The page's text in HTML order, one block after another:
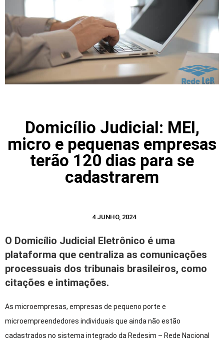
Domicílio Judicial: MEI,
micro e pequenas empresas
terão 120 dias para se
cadastrarem
4 JUNHO, 2024
O Domicílio Judicial Eletrônico é uma
plataforma que centraliza as comunicações
processuais dos tribunais brasileiros, como
citações e intimações.
As microempresas, empresas de pequeno porte e
microempreendedores individuais que ainda não estão
cadastrados no sistema integrado da Redesim – Rede Nacional